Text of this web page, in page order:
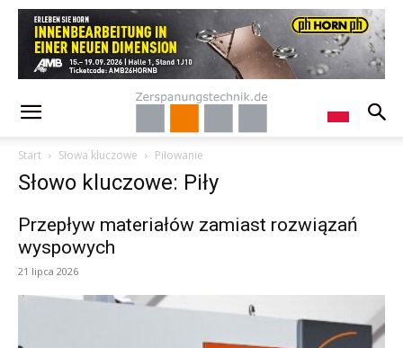
Start Słowa kluczowe Piłowanie
Słowo kluczowe: Piły
Przepływ materiałów zamiast rozwiązań
wyspowych
21 lipca 2026